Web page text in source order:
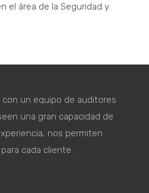
el área de la Seguridad y
un equipo de auditores
una gran capacidad de
nos permiten
cada cliente.